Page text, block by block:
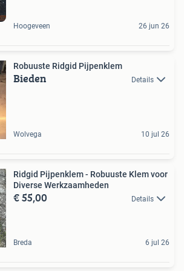
Hoogeveen 26 jun 26
Robuuste Ridgid Pijpenklem
Bieden Details
Wolvega 10 jul 26
Ridgid Pijpenklem - Robuuste Klem voor
Diverse Werkzaamheden
€ 55,00 Details
Breda 6 jul 26